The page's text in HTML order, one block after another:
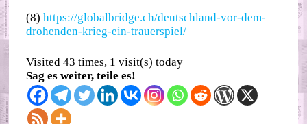
(8)https://globalbridge.ch/deutschland-vor-dem-
drohenden-krieg-ein-trauerspiel/
Visited 43 times, 1 visit(s) today
Sag es weiter, teile es!